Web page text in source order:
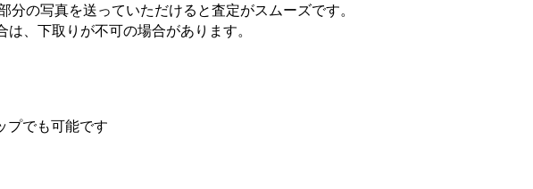
の写真を送っていただけると査定がスムーズです。
、下取りが不可の場合があります。
でも可能です